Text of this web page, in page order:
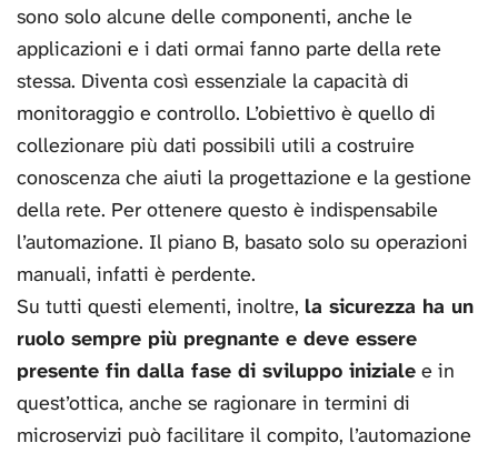
sono solo alcune delle componenti, anche le
applicazioni e i dati ormai fanno parte della rete
stessa. Diventa così essenziale la capacità di
monitoraggio e controllo. L’obiettivo è quello di
collezionare più dati possibili utili a costruire
conoscenza che aiuti la progettazione e la gestione
della rete. Per ottenere questo è indispensabile
l’automazione. Il piano B, basato solo su operazioni
manuali, infatti è perdente.
Su tutti questi elementi, inoltre, la sicurezza ha un
ruolo sempre più pregnante e deve essere
presente fin dalla fase di sviluppo iniziale e in
quest’ottica, anche se ragionare in termini di
microservizi può facilitare il compito, l’automazione